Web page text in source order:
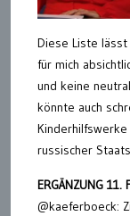
Diese Liste
für mich
und keine
könnte auch
Kinderhilfswerke
russischer
ERGÄNZUNG
@kaeferboeck: